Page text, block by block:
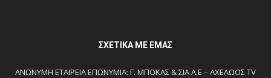
ΣΧΕΤΙΚΆ ΜΕ ΕΜΆΣ
ΑΝΩΝΥΜΗ ΕΤΑΙΡΕΙΑ ΕΠΩΝΥΜΙΑ: Γ. ΜΠΟΚΑΣ & ΣΙΑ Α.Ε – ΑΧΕΛΩΟΣ TV